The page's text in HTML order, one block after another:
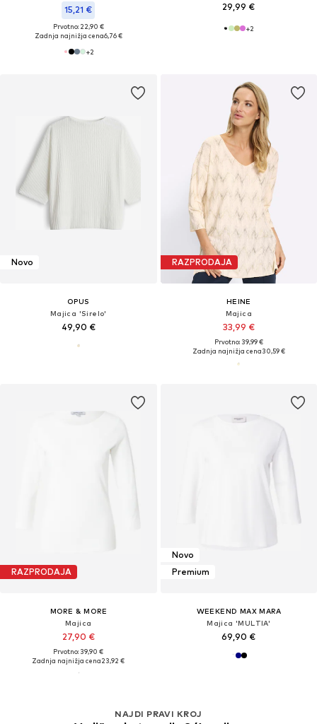
15,21 €
Prvotno: 22,90 €
Zadnja najnižja cena6,76 €
+2
29,99 €
+2
Novo
OPUS
Majica 'Sirelo'
49,90 €
RAZPRODAJA
HEINE
Majica
33,99 €
Prvotno: 39,99 €
Zadnja najnižja cena30,59 €
RAZPRODAJA
MORE & MORE
Majica
27,90 €
Prvotno: 39,90 €
Zadnja najnižja cena23,92 €
Novo
Premium
WEEKEND MAX MARA
Majica 'MULTIA'
69,90 €
NAJDI PRAVI KROJ